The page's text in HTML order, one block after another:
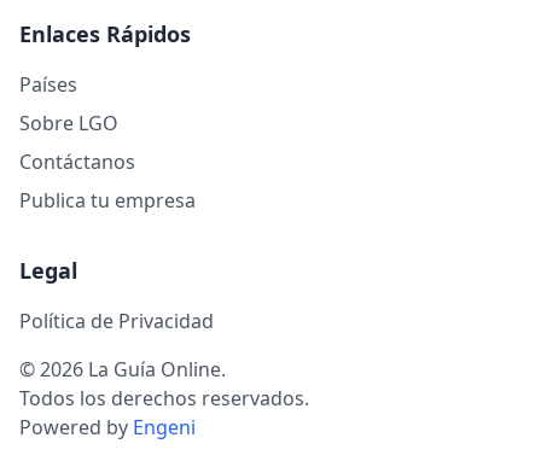
Enlaces Rápidos
Países
Sobre LGO
Contáctanos
Publica tu empresa
Legal
Política de Privacidad
© 2026 La Guía Online.
Todos los derechos reservados.
Powered by Engeni